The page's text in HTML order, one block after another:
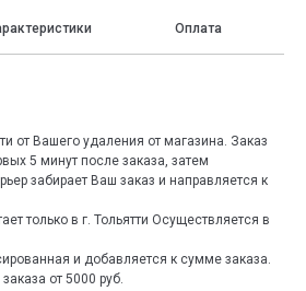
Оплата
от Вашего удаления от магазина. Заказ
5 минут после заказа, затем
забирает Ваш заказ и направляется к
только в г. Тольятти Осуществляется в
и добавляется к сумме заказа.
от 5000 руб.